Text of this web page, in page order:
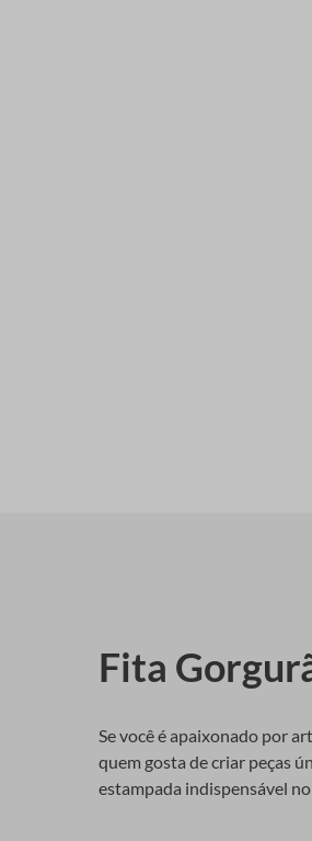
Fita
Se você é apaixonado por
quem gosta de criar peças
estampada indispensável